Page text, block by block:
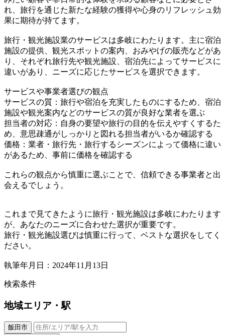
れ、旅行を通じた新たな経験の獲得や心身のリフレッシュ効
果に期待が持てます。
旅行・観光施設業のサービスは多岐にわたります。主に宿泊
施設の提供、観光スポットの案内、おみやげの販売などがあ
り、それぞれ旅行先や観光施設、宿泊先によってサービスに
違いがあり、ニーズに応じたサービスを選択できます。
サービスや事業者選びの観点
サービスの質：旅行や宿泊を充実したものにするため、宿泊
施設や観光案内などのサービスの質が良好な業者を選ぶ
担当者の対応：自身の要望や旅行の目的を伝えやすくするた
め、意思疎通がしっかりと図れる担当者がいるか確認する
価格：業者・旅行先・旅行するシーズンによって価格に違い
があるため、事前に価格を確認する
これらの観点から慎重に選ぶことで、信頼できる事業者と出
会えるでしょう。
これまで見てきたように旅行・観光施設は多岐にわたります
が、あなたのニーズに合わせた選択が重要です。
旅行・観光施設選びは慎重に行って、ベストな選択をしてく
ださい。
執筆年月日：2024年11月13日
検索条件
地域エリア・駅
飯田市